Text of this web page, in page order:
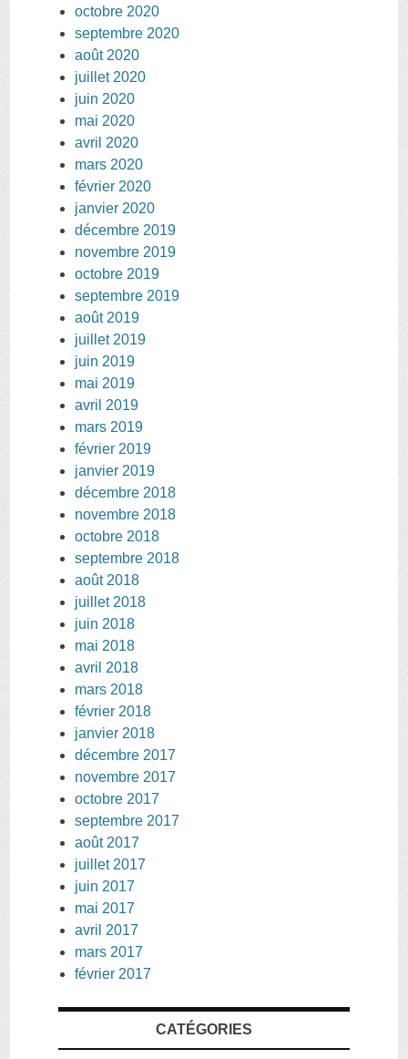
octobre 2020
septembre 2020
août 2020
juillet 2020
juin 2020
mai 2020
avril 2020
mars 2020
février 2020
janvier 2020
décembre 2019
novembre 2019
octobre 2019
septembre 2019
août 2019
juillet 2019
juin 2019
mai 2019
avril 2019
mars 2019
février 2019
janvier 2019
décembre 2018
novembre 2018
octobre 2018
septembre 2018
août 2018
juillet 2018
juin 2018
mai 2018
avril 2018
mars 2018
février 2018
janvier 2018
décembre 2017
novembre 2017
octobre 2017
septembre 2017
août 2017
juillet 2017
juin 2017
mai 2017
avril 2017
mars 2017
février 2017
CATÉGORIES